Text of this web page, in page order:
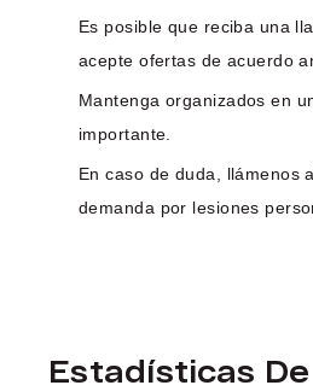
Es posible que reciba una
acepte ofertas de acuerdo
Mantenga organizados en
importante.
En caso de duda, llámenos
demanda por lesiones
Estadísticas